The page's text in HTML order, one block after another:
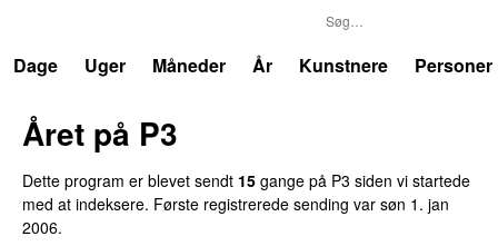
Dage
Uger Måneder År Kunstnere Personer
Året på P3
Dette program er blevet sendt 15 gange på P3 siden vi startede
med at indeksere. Første registrerede sending var søn 1. jan
2006.